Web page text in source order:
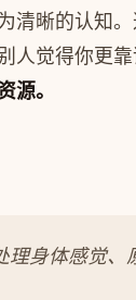
晰的认知。
觉得你更靠
源。
身体感觉、